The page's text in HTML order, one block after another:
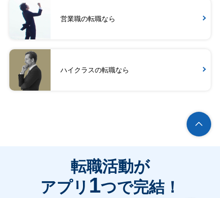
営業職の転職なら
ハイクラスの転職なら
転職活動が
アプリ 1つで完結！